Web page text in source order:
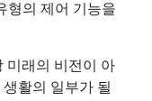
형의 제어 기능을
미래의 비전이 아
활의 일부가 될